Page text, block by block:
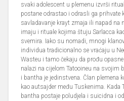
svaki adolescent u plemenu izvrši
postane odrastao i odrasli ga prihvate
savladavanje krayt zmaja ili napad na
imaju i rituale kojima štuju Sarlacca
svemira. Iako su nomadi, mnogi
individua tradicionalno se vraćaju u
Wasteu i tamo čekaju da prođu
nalazi na cijelom Tatooineu na svojim
i bantha je jedinstvena. Član plemena
kao autsajder među Tuskenima. Kada
bantha postaje poludjela i suicidna i